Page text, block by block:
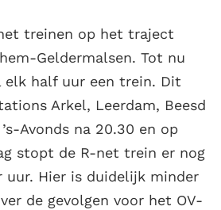
treinen op het traject
Geldermalsen. Tot nu
half uur een trein. Dit
Arkel, Leerdam, Beesd
Avonds na 20.30 en op
stopt de R-net trein er nog
uur. Hier is duidelijk minder
de gevolgen voor het OV-